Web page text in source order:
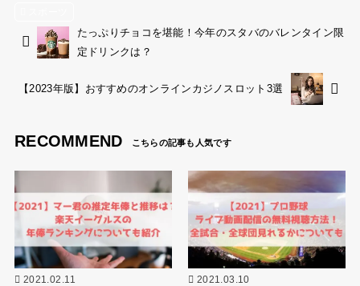
たっぷりチョコを堪能！今年のスタバのバレンタイン限
定ドリンクは？
【2023年版】おすすめのオンラインカジノスロット3選
RECOMMEND
2021.02.11 2021.03.10